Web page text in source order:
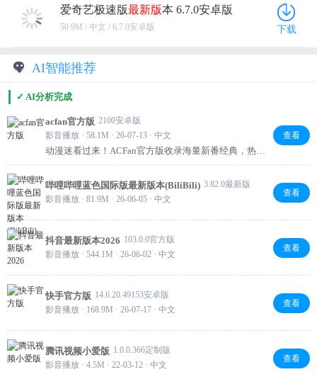
爱奇艺极速版最新版本 6.7.0安卓版
50.9M / 中文 / 6.7.0安卓版 下载
AI智能推荐
✓ AI分析完成
acfan官方版 2100安卓版
影音播放 · 58.1M · 26-07-13 · 中文
动漫迷看过来！ACFan官方版收录海量新番经典，热血
恋爱奇幻一应俱全。界面清爽、搜索便捷，热门排行帮
你快速锁定好番。追更不迷路，操作超顺手，日常补番
就靠它啦！
查看
哔哩哔哩蓝色国际版最新版本(BiliBili) 3.82.0最新版
影音播放 · 81.9M · 26-06-05 · 中文
查看
抖音最新版本2026 103.0.0官方版
影音播放 · 544.1M · 26-06-02 · 中文
查看
快手官方版 14.6.20.49153安卓版
影音播放 · 168.9M · 26-07-17 · 中文
查看
腾讯视频小爱版 1.0.0.366定制版
影音播放 · 4.5M · 22-03-12 · 中文
查看